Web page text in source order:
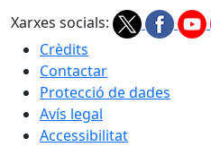
Xarxes socials:
Crèdits
Contactar
Protecció de dades
Avís legal
Accessibilitat